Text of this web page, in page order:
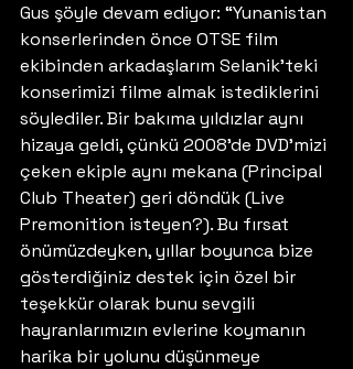
Gus şöyle devam ediyor: “Yunanistan
konserlerinden önce OTSE film
ekibinden arkadaşlarım Selanik’teki
konserimizi filme almak istediklerini
söylediler. Bir bakıma yıldızlar aynı
hizaya geldi, çünkü 2008’de DVD’mizi
çeken ekiple aynı mekana (Principal
Club Theater) geri döndük (Live
Premonition isteyen?). Bu fırsat
önümüzdeyken, yıllar boyunca bize
gösterdiğiniz destek için özel bir
teşekkür olarak bunu sevgili
hayranlarımızın evlerine koymanın
harika bir yolunu düşünmeye